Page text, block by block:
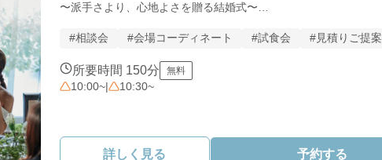
〜派手さより、心地よさを贈る結婚式〜
そんなお二人のための特別なフェアを開催します＊
◆本フェアのポイント
予算の不安を解消！
「料理と会話」が主役
#相談会 #会場コーディネート #試食会 #見積りご提案
所要時間 150分 無料
10:00~| 10:30~
詳しく見る 予約する